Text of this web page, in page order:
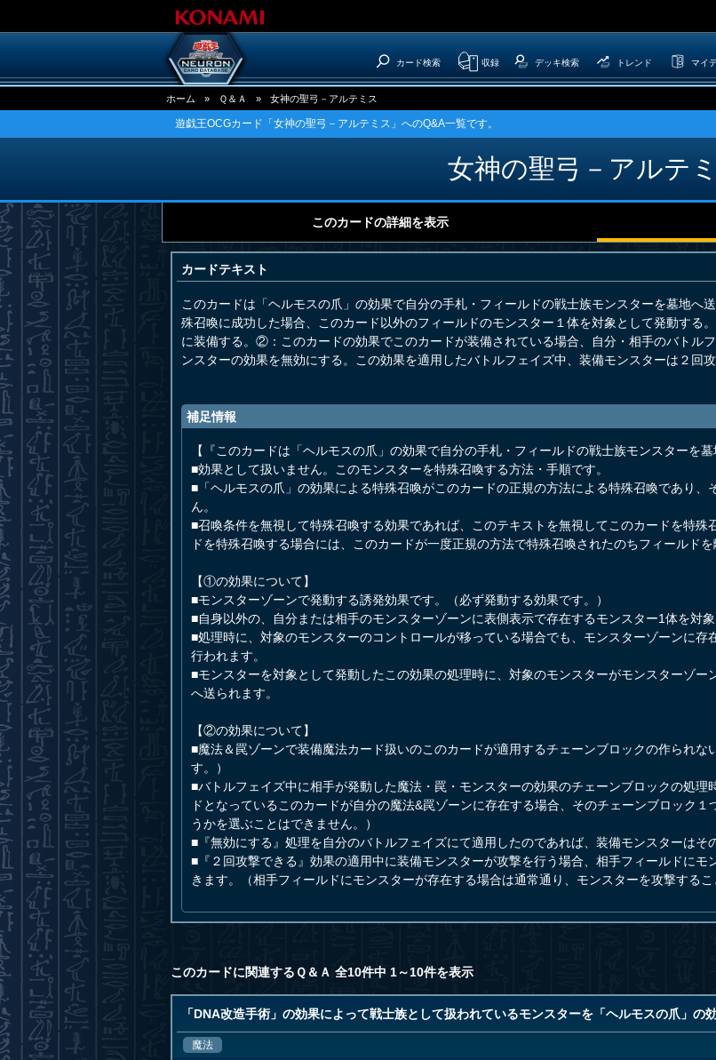
カード検索 収録 デッキ検索 トレンド マイ
ホーム » Ｑ＆Ａ » 女神の聖弓－アルテミス
遊戯王OCGカード「女神の聖弓－アルテミス」へのQ&A一覧です。
女神の聖弓－アルテ
このカードの詳細を表示
カードテキスト
このカードは「ヘルモスの爪」の効果で自分の手札・フィールドの戦士族モンスターを墓地
殊召喚に成功した場合、このカード以外のフィールドのモンスター１体を対象として発動する
に装備する。②：このカードの効果でこのカードが装備されている場合、自分・相手のバトル
ンスターの効果を無効にする。この効果を適用したバトルフェイズ中、装備モンスターは２回攻
補足情報
【『このカードは「ヘルモスの爪」の効果で自分の手札・フィールドの戦士族モンスターを
■効果として扱いません。このモンスターを特殊召喚する方法・手順です。
■「ヘルモスの爪」の効果による特殊召喚がこのカードの正規の方法による特殊召喚であり
ん。
■召喚条件を無視して特殊召喚する効果であれば、このテキストを無視してこのカードを特
ドを特殊召喚する場合には、このカードが一度正規の方法で特殊召喚されたのちフィールドを
【①の効果について】
■モンスターゾーンで発動する誘発効果です。（必ず発動する効果です。）
■自身以外の、自分または相手のモンスターゾーンに表側表示で存在するモンスター1体を対象
■処理時に、対象のモンスターのコントロールが移っている場合でも、モンスターゾーンに存
行われます。
■モンスターを対象として発動したこの効果の処理時に、対象のモンスターがモンスターゾ
へ送られます。
【②の効果について】
■魔法＆罠ゾーンで装備魔法カード扱いのこのカードが適用するチェーンブロックの作られな
す。）
■バトルフェイズ中に相手が発動した魔法・罠・モンスターの効果のチェーンブロックの処
ドとなっているこのカードが自分の魔法&罠ゾーンに存在する場合、そのチェーンブロック
うかを選ぶことはできません。）
■『無効にする』処理を自分のバトルフェイズにて適用したのであれば、装備モンスターはそ
■『２回攻撃できる』効果の適用中に装備モンスターが攻撃を行う場合、相手フィールドに
きます。（相手フィールドにモンスターが存在する場合は通常通り、モンスターを攻撃するこ
このカードに関連するＱ＆Ａ 全10件中 1～10件を表示
「DNA改造手術」の効果によって戦士族として扱われているモンスターを「ヘルモスの爪」の
魔法